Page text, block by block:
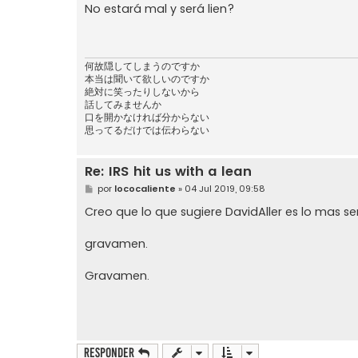
n
s
No estará mal y será lien?
何故隠してしまうのですか
本当は聞いて欲しいのですか
絶対に笑ったりしないから
話してみませんか
口を開かなければ分からない
思ってるだけでは伝わらない
Re: IRS hit us with a lean
M
e
n
s
j
e
por lococaliente » 04 Jul 2019, 09:58
Creo que lo que sugiere DavidAller es lo mas
gravamen.
Gravamen.
Responder